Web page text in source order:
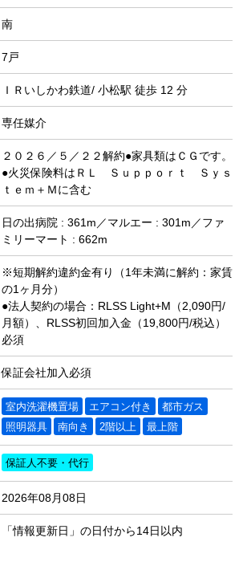
南
7戸
ＩＲいしかわ鉄道/ 小松駅 徒歩 12 分
専任媒介
２０２６／５／２２解約●家具類はＣＧです。
●火災保険料はＲＬ Ｓｕｐｐｏｒｔ Ｓｙｓ
ｔｅｍ＋Ｍに含む
日の出病院 : 361m／マルエー : 301m／ファ
ミリーマート : 662m
※短期解約違約金有り（1年未満に解約：家賃
の1ヶ月分）
●法人契約の場合：RLSS Light+M（2,090円/
月額）、RLSS初回加入金（19,800円/税込）
必須
保証会社加入必須
室内洗濯機置場 エアコン付き
都市ガス
照明器具
南向き 2階以上 最上階
保証人不要・代行
2026年08月08日
「情報更新日」の日付から14日以内